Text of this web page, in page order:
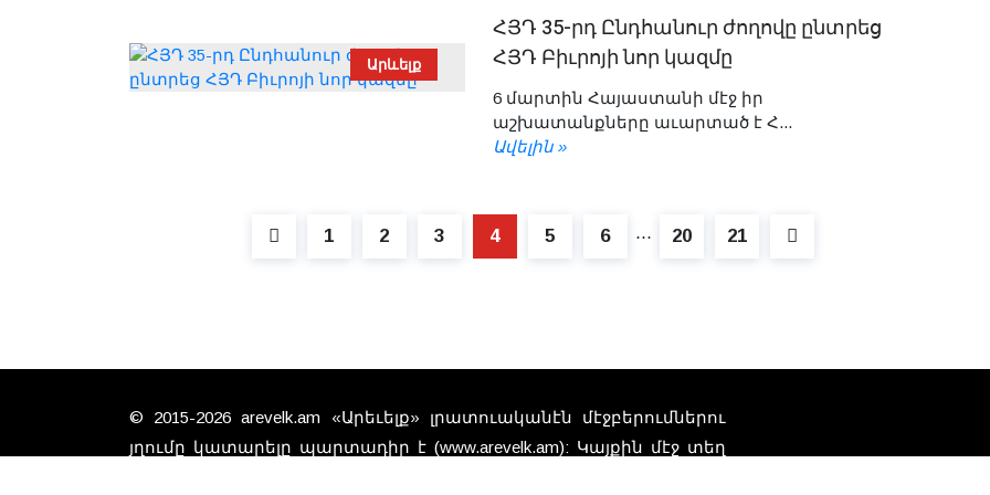
Արևելք
ՀՅԴ 35-րդ Ընդհանուր ժողովը ընտրեց
ՀՅԴ Բիւրոյի նոր կազմը
6 մարտին Հայաստանի մէջ իր
աշխատանքները աւարտած է Հ...
Ավելին »
1 2 3 4 5 6 ⋯ 20 21
© 2015-2026 arevelk.am «Արեւելք» լրատուականէն մէջբերումներու
յղումը կատարելը պարտադիր է (www.arevelk.am): Կայքին մէջ տեղ